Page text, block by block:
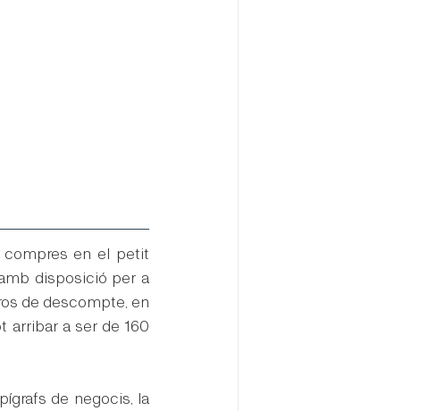
en el petit
disposició per a
de descompte, en
arribar a ser de 160
de negocis, la